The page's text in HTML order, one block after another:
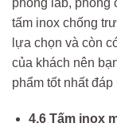
tấm inox chống
lựa chọn và còn
của khách nên
phẩm tốt nhất
4.6 Tấm inox